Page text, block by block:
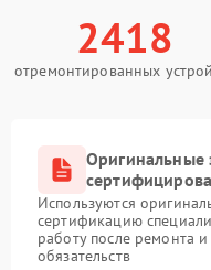
2418
отремонтированных
Оригинальные
Используются
сертификацию
работу после ремонта
обязательств